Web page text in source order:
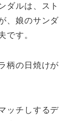
ダルは、スト
、娘のサンダ
です。
柄の日焼けが
ッチしするデ